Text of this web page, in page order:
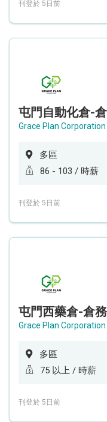
刊登於 5日前
屯門自動化倉-
Grace Plan
多區
86 - 103 / 時薪
刊登於 5日前
屯門西藥倉-倉務
Grace Plan
多區
75 以上 / 時薪
刊登於 5日前